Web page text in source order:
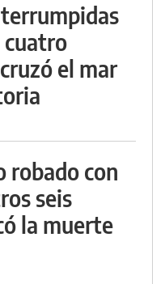
cuatro
el mar
robado con
seis
la muerte